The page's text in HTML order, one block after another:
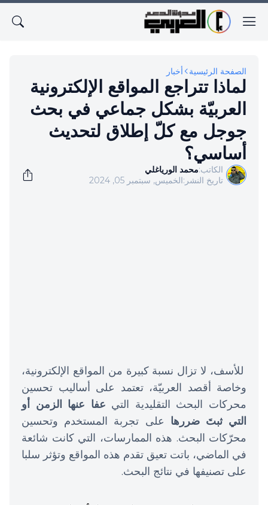
الصفحة الرئيسية أخبار
لماذا تتراجع المواقع الإلكترونية
العربيّة بشكل جماعي في بحث
جوجل مع كلّ إطلاق لتحديث
أساسي؟
الكاتب:محمد الورياغلي
تاريخ النشر:الخميس, سبتمبر 05, 2024
للأسف، لا تزال نسبة كبيرة من المواقع الإلكترونية،
وخاصة أقصد العربيّة، تعتمد على أساليب تحسين
محركات البحث التقليدية التي عفا عنها الزمن أو
التي ثبتَ ضررها على تجربة المستخدم وتحسين
محرّكات البحث. هذه الممارسات، التي كانت شائعة
في الماضي، باتت تعيق تقدم هذه المواقع وتؤثر سلبا
على تصنيفها في نتائج البحث.